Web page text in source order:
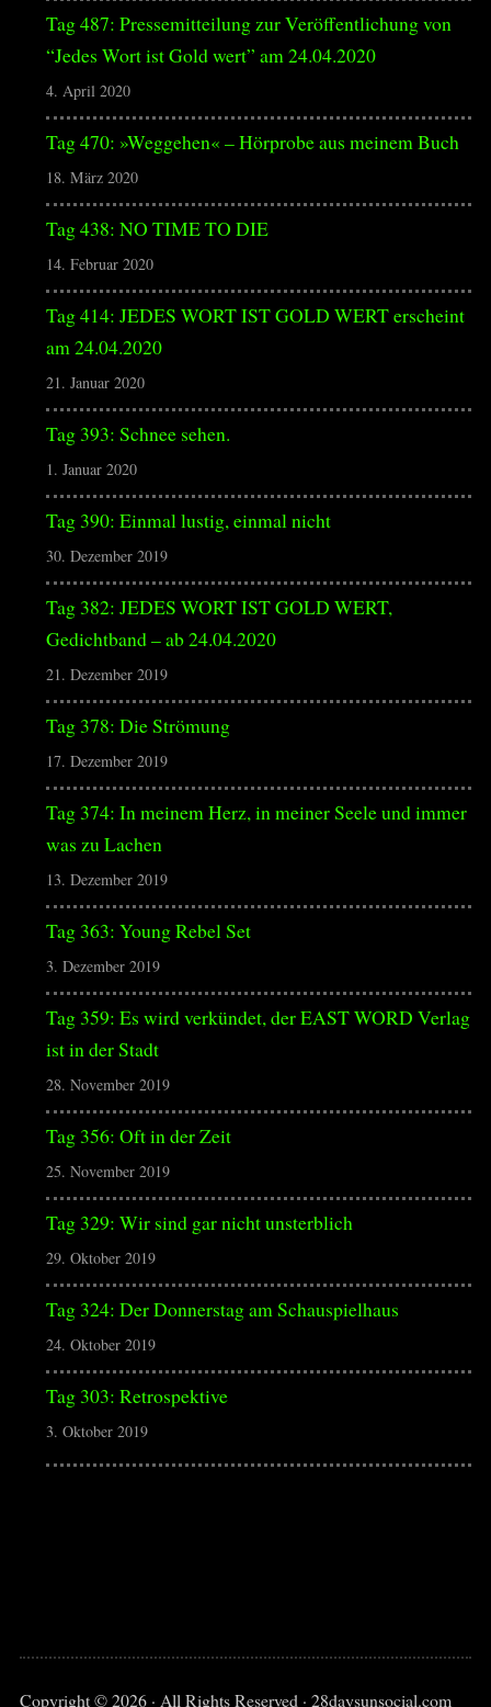
Tag 487: Pressemitteilung zur Veröffentlichung von
“Jedes Wort ist Gold wert” am 24.04.2020
4. April 2020
Tag 470: »Weggehen« – Hörprobe aus meinem Buch
18. März 2020
Tag 438: NO TIME TO DIE
14. Februar 2020
Tag 414: JEDES WORT IST GOLD WERT erscheint
am 24.04.2020
21. Januar 2020
Tag 393: Schnee sehen.
1. Januar 2020
Tag 390: Einmal lustig, einmal nicht
30. Dezember 2019
Tag 382: JEDES WORT IST GOLD WERT,
Gedichtband – ab 24.04.2020
21. Dezember 2019
Tag 378: Die Strömung
17. Dezember 2019
Tag 374: In meinem Herz, in meiner Seele und immer
was zu Lachen
13. Dezember 2019
Tag 363: Young Rebel Set
3. Dezember 2019
Tag 359: Es wird verkündet, der EAST WORD Verlag
ist in der Stadt
28. November 2019
Tag 356: Oft in der Zeit
25. November 2019
Tag 329: Wir sind gar nicht unsterblich
29. Oktober 2019
Tag 324: Der Donnerstag am Schauspielhaus
24. Oktober 2019
Tag 303: Retrospektive
3. Oktober 2019
Copyright © 2026 · All Rights Reserved · 28daysunsocial.com